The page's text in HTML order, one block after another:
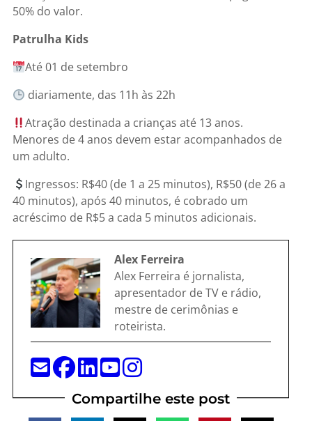
50% do valor.
Patrulha Kids
Até 01 de setembro
diariamente, das 11h às 22h
Atração destinada a crianças até 13 anos.
Menores de 4 anos devem estar acompanhados de
um adulto.
Ingressos: R$40 (de 1 a 25 minutos), R$50 (de 26 a
40 minutos), após 40 minutos, é cobrado um
acréscimo de R$5 a cada 5 minutos adicionais.
Alex Ferreira
Alex Ferreira é jornalista,
apresentador de TV e rádio,
mestre de cerimônias e
roteirista.
Compartilhe este post